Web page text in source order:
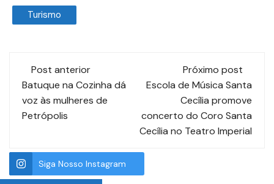
Turismo
Post anterior
Batuque na Cozinha dá
voz às mulheres de
Petrópolis
Próximo post
Escola de Música Santa
Cecília promove
concerto do Coro Santa
Cecília no Teatro Imperial
Siga Nosso Instagram